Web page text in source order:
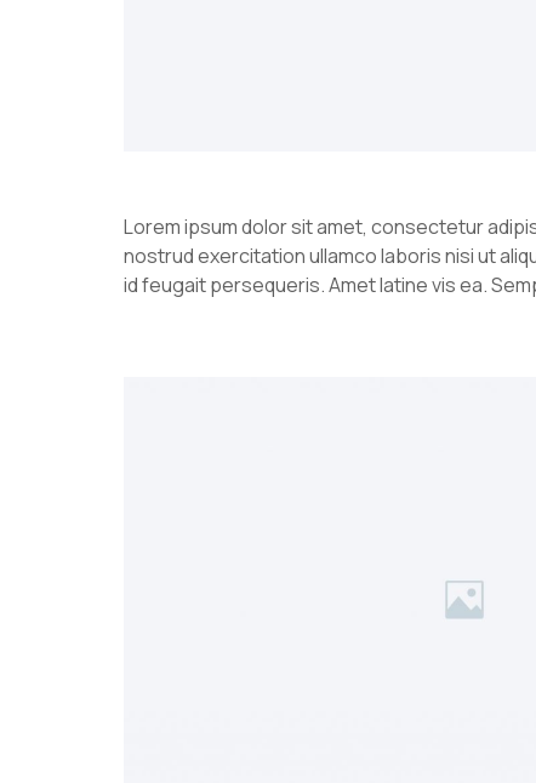
Lorem ipsum dolor sit amet, consectetur
nostrud exercitation ullamco laboris nisi ut
id feugait persequeris. Amet latine vis ea.